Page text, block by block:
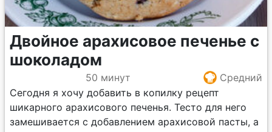
Двойное арахисовое печенье с
шоколадом
50 минут
Средний
Сегодня я хочу добавить в копилку рецепт
шикарного арахисового печенья. Тесто для него
замешивается с добавлением арахисовой пасты, а